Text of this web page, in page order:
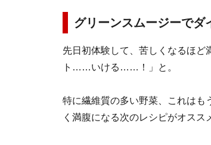
グリーンスムージーでダ
先日初体験して、苦しくなるほど
ト……いける……！」と。
特に繊維質の多い野菜、これはも
く満腹になる次のレシピがオスス